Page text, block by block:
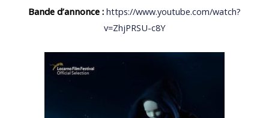
Bande d’annonce : https://www.youtube.com/watch?
v=ZhjPRSU-c8Y